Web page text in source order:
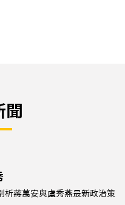
聞
析蔣萬安與盧秀燕最新政治策